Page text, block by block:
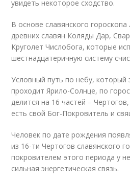
увидеть некоторое сходство.
В основе славянского
древних славян Коляды Дар,
Круголет Числобога, которые
шестнадцатеричную систему
Условный путь по небу, который
проходит Ярило-Солнце, по
делится на 16 частей –
есть свой Бог-Покровитель и
Человек по дате рождения
из 16-ти Чертогов славянского
покровителем этого периода у
сильная энергетическая связь.